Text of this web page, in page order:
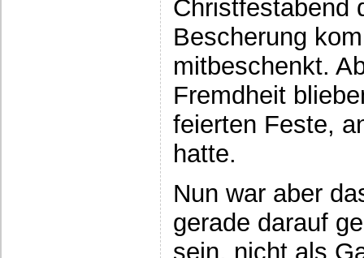
Christfestabend
Bescherung
mitbeschenkt.
Fremdheit
feierten Feste,
hatte.
Nun war aber
gerade darauf
sein, nicht als